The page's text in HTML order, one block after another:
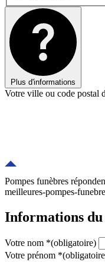
Plus d'informations
Votre ville ou code postal
Pompes funèbres
meilleures-pompes-
Informations du
Votre nom *(obligatoire)
Votre prénom *